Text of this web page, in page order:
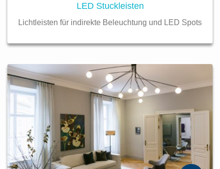
LED Stuckleisten
Lichtleisten für indirekte Beleuchtung und LED Spots